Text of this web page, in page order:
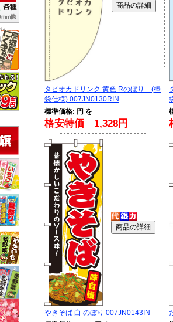
タピオカドリンク 黄色 Rのぼり (棒
袋仕様) 007JN0130RIN
標準価格: 円 を
格安特価 1,328円
やきそば 白 のぼり 007JN0143IN